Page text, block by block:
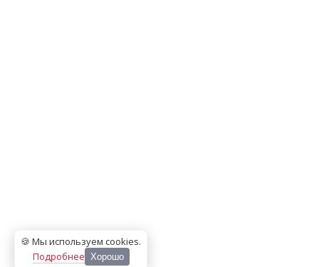
🍪 Мы используем cookies.
Подробнее Хорошо